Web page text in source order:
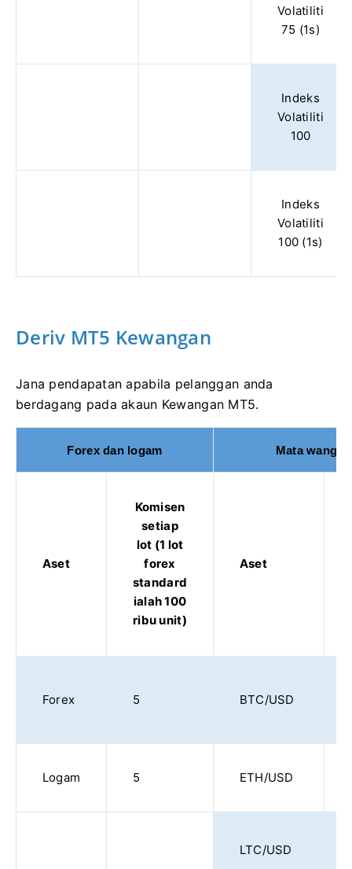
Volatiliti
75 (1s)
Indeks
Volatiliti
100
Indeks
Volatiliti
100 (1s)
Deriv MT5 Kewangan
Jana pendapatan apabila pelanggan anda
berdagang pada akaun Kewangan MT5.
Forex dan logam Mata wang
Aset
Komisen
setiap
lot (1 lot
forex
standard
ialah 100
ribu unit)
Aset
Forex 5 BTC/USD
Logam 5 ETH/USD
LTC/USD